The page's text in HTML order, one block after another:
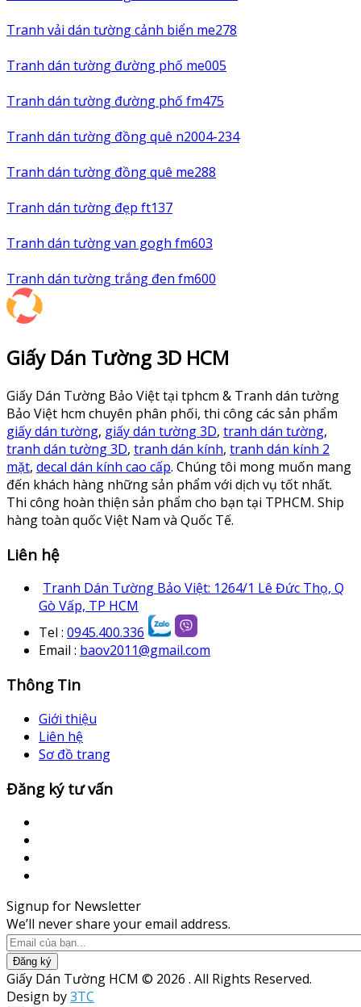
Tranh vải dán tường cảnh biển me278
Tranh dán tường đường phố me005
Tranh dán tường đường phố fm475
Tranh dán tường đồng quê n2004-234
Tranh dán tường đồng quê me288
Tranh dán tường đẹp ft137
Tranh dán tường van gogh fm603
Tranh dán tường trắng đen fm600
Giấy Dán Tường 3D HCM
Giấy Dán Tường Bảo Việt tại tphcm & Tranh dán tường
Bảo Việt hcm chuyên phân phối, thi công các sản phẩm
giấy dán tường, giấy dán tường 3D, tranh dán tường,
tranh dán tường 3D, tranh dán kính, tranh dán kính 2
mặt, decal dán kính cao cấp. Chúng tôi mong muốn mang
đến khách hàng những sản phẩm với dịch vụ tốt nhất.
Thi công hoàn thiện sản phẩm cho bạn tại TPHCM. Ship
hàng toàn quốc Việt Nam và Quốc Tế.
Liên hệ
Tranh Dán Tường Bảo Việt: 1264/1 Lê Đức Thọ, Q
Gò Vấp, TP HCM
Tel : 0945.400.336
Email : baov2011@gmail.com
Thông Tin
Giới thiệu
Liên hệ
Sơ đồ trang
Đăng ký tư vấn
Signup for Newsletter
We’ll never share your email address.
Đăng ký
Giấy Dán Tường HCM © 2026 . All Rights Reserved.
Design by3TC